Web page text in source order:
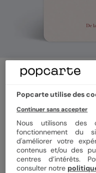
Carte anniversaire
Lettrage héritage
5(1avis)
Format
Papier
Popcarte utilise des
Continuer sans accepter
Nous utilisons des
fonctionnement du
d'améliorer votre
contenus et/ou des
centres d’intérêts.
consulter notre